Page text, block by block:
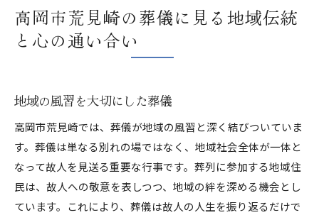
高岡市荒見崎の葬儀に見る地域伝統
と心の通い合い
地域の風習を大切にした葬儀
高岡市荒見崎では、葬儀が地域の風習と深く結びついていま
す。葬儀は単なる別れの場ではなく、地域社会全体が一体と
なって故人を見送る重要な行事です。葬列に参加する地域住
民は、故人への敬意を表しつつ、地域の絆を深める機会とし
ています。これにより、葬儀は故人の人生を振り返るだけで